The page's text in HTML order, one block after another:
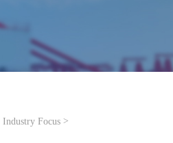
Industry Focus >